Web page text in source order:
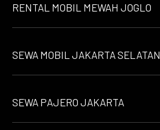
RENTAL MOBIL MEWAH JOGLO
SEWA MOBIL JAKARTA SELATAN
SEWA PAJERO JAKARTA